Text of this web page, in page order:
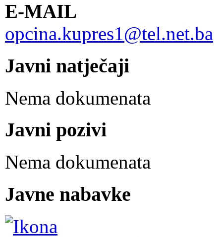
E-MAIL
opcina.kupres1@tel.net.ba
Javni natječaji
Nema dokumenata
Javni pozivi
Nema dokumenata
Javne nabavke